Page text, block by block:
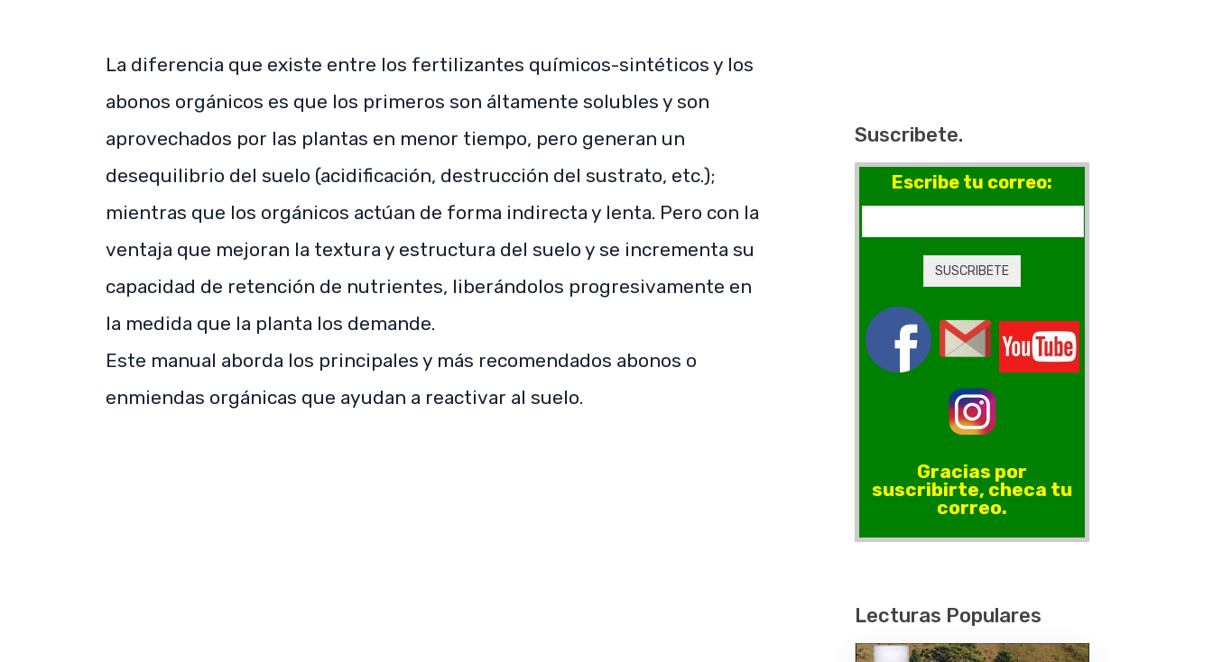
La diferencia que existe entre los fertilizantes químicos-sintéticos y los
abonos orgánicos es que los primeros son áltamente solubles y son
aprovechados por las plantas en menor tiempo, pero generan un
desequilibrio del suelo (acidificación, destrucción del sustrato, etc.);
mientras que los orgánicos actúan de forma indirecta y lenta. Pero con la
ventaja que mejoran la textura y estructura del suelo y se incrementa su
capacidad de retención de nutrientes, liberándolos progresivamente en
la medida que la planta los demande.
Este manual aborda los principales y más recomendados abonos o
enmiendas orgánicas que ayudan a reactivar al suelo.
Suscribete.
Escribe tu correo:
Gracias por
suscribirte, checa tu
correo.
Lecturas Populares